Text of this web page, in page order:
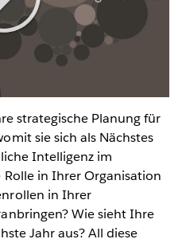
strategische Planung für
sie sich als Nächstes
Intelligenz im
in Ihrer Organisation
in Ihrer
Wie sieht Ihre
Jahr aus? All diese